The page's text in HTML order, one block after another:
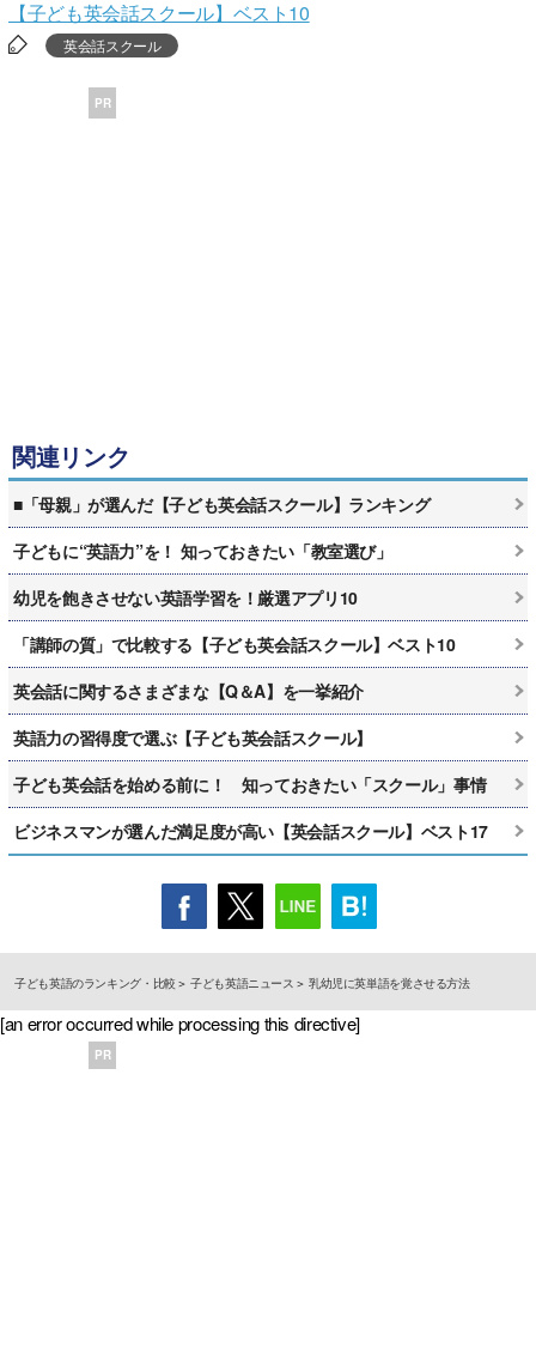
【子ども英会話スクール】ベスト10
英会話スクール
PR
関連リンク
■「母親」が選んだ【子ども英会話スクール】ランキング
子どもに“英語力”を！ 知っておきたい「教室選び」
幼児を飽きさせない英語学習を！厳選アプリ10
「講師の質」で比較する【子ども英会話スクール】ベスト10
英会話に関するさまざまな【Q＆A】を一挙紹介
英語力の習得度で選ぶ【子ども英会話スクール】
子ども英会話を始める前に！ 知っておきたい「スクール」事情
ビジネスマンが選んだ満足度が高い【英会話スクール】ベスト17
子ども英語のランキング・比較 子ども英語ニュース 乳幼児に英単語を覚させる方法
[an error occurred while processing this directive]
PR